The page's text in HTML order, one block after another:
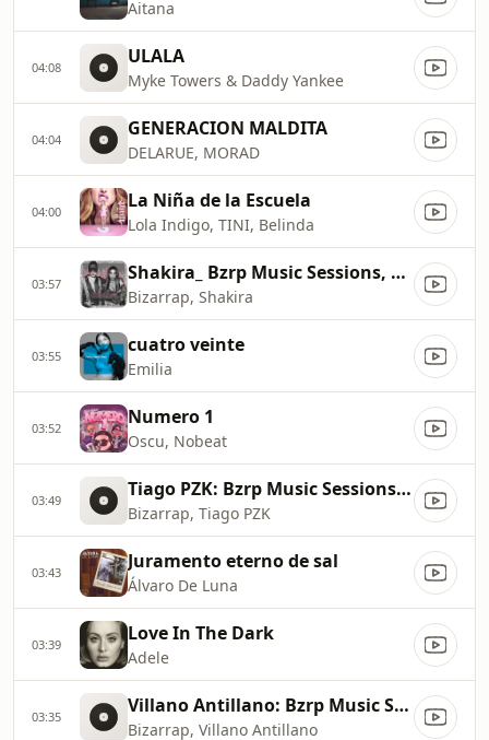
Aitana
04:08 ULALA
Myke Towers & Daddy Yankee
04:04 GENERACION MALDITA
DELARUE, MORAD
04:00 La Niña de la Escuela
Lola Indigo, TINI, Belinda
03:57 Shakira_ Bzrp Music Sessions, Vol. 53
Bizarrap, Shakira
03:55 cuatro veinte
Emilia
03:52 Numero 1
Oscu, Nobeat
03:49 Tiago PZK: Bzrp Music Sessions, Vol. 48
Bizarrap, Tiago PZK
03:43 Juramento eterno de sal
Álvaro De Luna
03:39 Love In The Dark
Adele
03:35 Villano Antillano: Bzrp Music Sessions, Vol. 51
Bizarrap, Villano Antillano